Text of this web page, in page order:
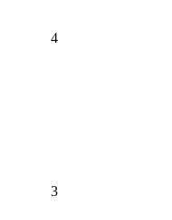
4
3